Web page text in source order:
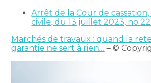
Arrêt de la Cour de
civile, du 13 juillet 2023, no
Marchés de travaux : quand la
garantie ne sert à rien… – ©